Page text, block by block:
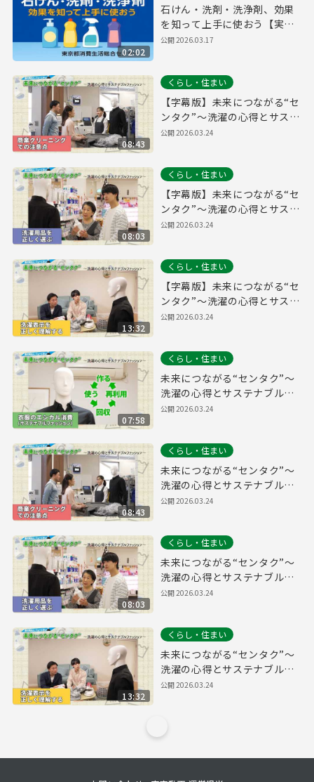
02:02
石けん・洗剤・洗浄剤、効果
を知って上手に使おう【実験
実習講座より】
公開2026.03.17
08:43
くらし・住まい
【字幕版】未来につながる“セ
ンタク”～洗濯の心得とサステ
ナブルファッション～【商業
公開2026.03.24
08:03
くらし・住まい
【字幕版】未来につながる“セ
ンタク”～洗濯の心得とサステ
ナブルファッション～【洗濯
公開2026.03.24
13:32
くらし・住まい
【字幕版】未来につながる“セ
ンタク”～洗濯の心得とサステ
ナブルファッション～【洗濯
公開2026.03.24
07:58
くらし・住まい
未来につながる“センタク”～
洗濯の心得とサステナブルフ
ァッション～【衣類のエシカ
公開2026.03.24
08:43
くらし・住まい
未来につながる“センタク”～
洗濯の心得とサステナブルフ
ァッション～【商業クリーニ
公開2026.03.24
08:03
くらし・住まい
未来につながる“センタク”～
洗濯の心得とサステナブルフ
ァッション～【洗濯用品を正
公開2026.03.24
13:32
くらし・住まい
未来につながる“センタク”～
洗濯の心得とサステナブルフ
ァッション～【洗濯表示を正
公開2026.03.24